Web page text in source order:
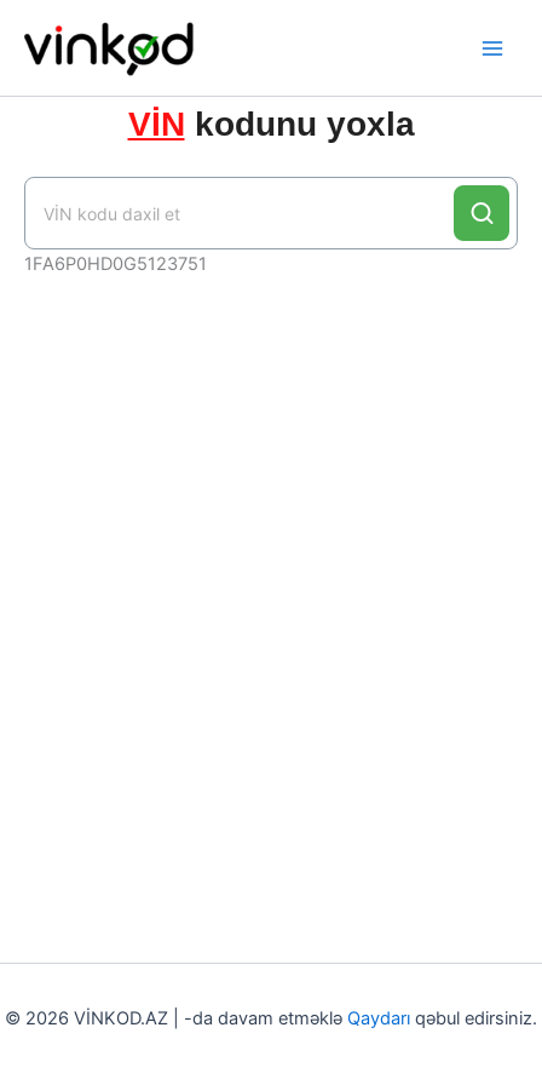
content
VİN kodunu yoxla
1FA6P0HD0G5123751
© 2026 VİNKOD.AZ | -da davam etməklə Qaydarı qəbul edirsiniz.